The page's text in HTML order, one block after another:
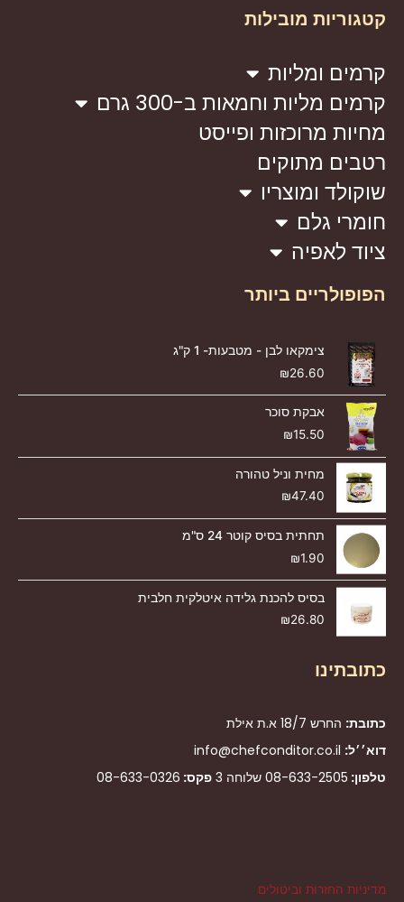
קטגוריות מובילות
קרמים ומליות
קרמים מליות וחמאות ב-300 גרם
מחיות מרוכזות ופייסט
רטבים מתוקים
שוקולד ומוצריו
חומרי גלם
ציוד לאפיה
הפופולריים ביותר
צימקאו לבן - מטבעות- 1 ק"ג
₪26.60
אבקת סוכר
₪15.50
מחית וניל טהורה
₪47.40
תחתית בסיס קוטר 24 ס"מ
₪1.90
בסיס להכנת גלידה איטלקית חלבית
₪26.80
כתובתינו
כתובת: החרש 18/7 א.ת אילת
דוא׳׳ל: info@chefconditor.co.il
טלפון: 08-633-2505 שלוחה 3 פקס: 08-633-0326
מדיניות החזרות וביטולים